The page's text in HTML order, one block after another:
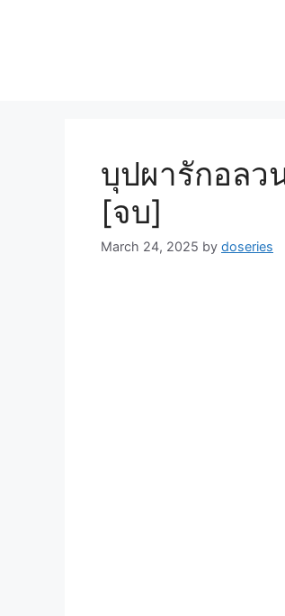
บุปผารักอลว
[จบ]
March 24, 2025 by doseries